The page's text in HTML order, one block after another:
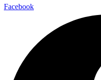
Facebook